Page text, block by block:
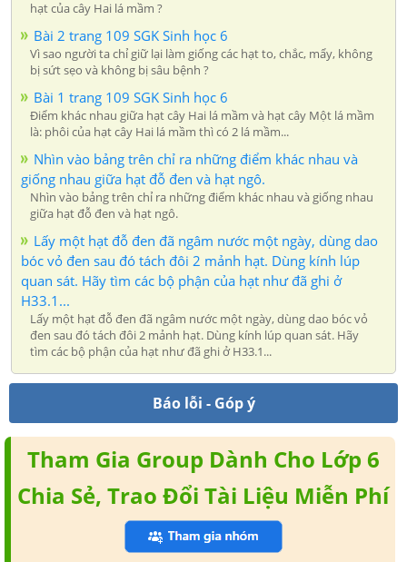
hạt của cây Hai lá mầm ?
Bài 2 trang 109 SGK Sinh học 6
Vì sao người ta chỉ giữ lại làm giống các hạt to, chắc, mẩy, không
bị sứt sẹo và không bị sâu bệnh ?
Bài 1 trang 109 SGK Sinh học 6
Điểm khác nhau giữa hạt cây Hai lá mầm và hạt cây Một lá mầm
là: phôi của hạt cây Hai lá mầm thì có 2 lá mầm...
Nhìn vào bảng trên chỉ ra những điểm khác nhau và
giống nhau giữa hạt đỗ đen và hạt ngô.
Nhìn vào bảng trên chỉ ra những điểm khác nhau và giống nhau
giữa hạt đỗ đen và hạt ngô.
Lấy một hạt đỗ đen đã ngâm nước một ngày, dùng dao
bóc vỏ đen sau đó tách đôi 2 mảnh hạt. Dùng kính lúp
quan sát. Hãy tìm các bộ phận của hạt như đã ghi ở
H33.1...
Lấy một hạt đỗ đen đã ngâm nước một ngày, dùng dao bóc vỏ
đen sau đó tách đôi 2 mảnh hạt. Dùng kính lúp quan sát. Hãy
tìm các bộ phận của hạt như đã ghi ở H33.1...
Báo lỗi - Góp ý
Tham Gia Group Dành Cho Lớp 6
Chia Sẻ, Trao Đổi Tài Liệu Miễn Phí